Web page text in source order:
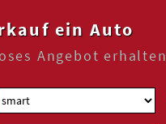
ein Auto
Angebot erhalten